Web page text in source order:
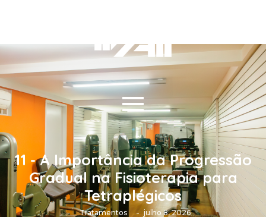
11 - A Importância da Progressão
Gradual na Fisioterapia para
Tetraplégicos
Tratamentos - julho 8, 2026